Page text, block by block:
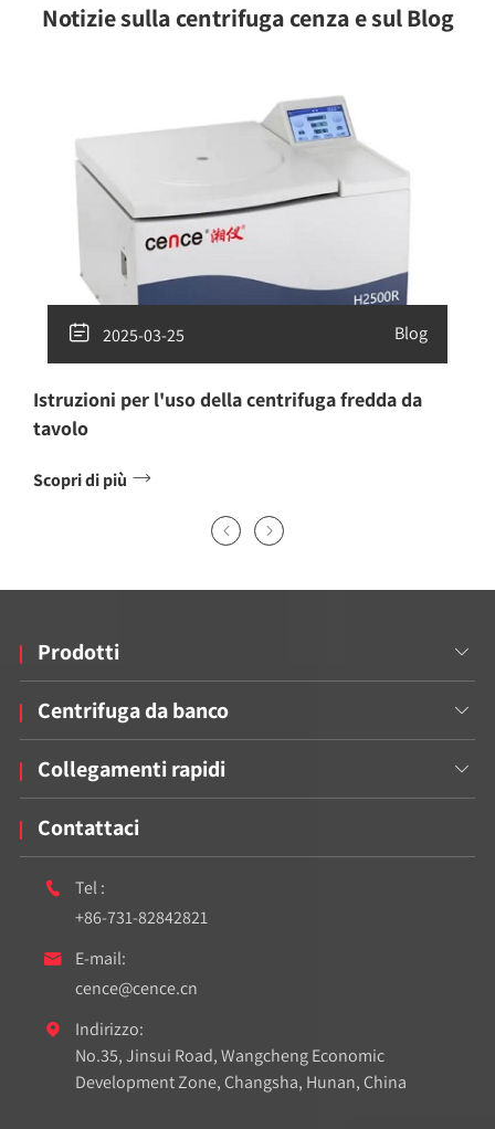
Notizie sulla centrifuga cenza e sul Blog
 2025-03-25 Blog
Istruzioni per l'uso della centrifuga fredda da
tavolo
Scopri di più 
 
Prodotti 
Centrifuga da banco 
Collegamenti rapidi 
Contattaci

Tel :
+86-731-82842821

E-mail:
cence@cence.cn

Indirizzo:
No.35, Jinsui Road, Wangcheng Economic
Development Zone, Changsha, Hunan, China